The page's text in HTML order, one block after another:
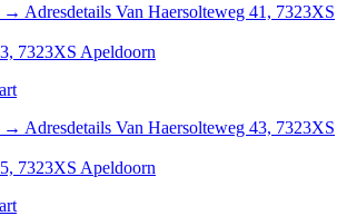
→ Adresdetails Van Haersolteweg 41, 7323XS
7323XS Apeldoorn
→ Adresdetails Van Haersolteweg 43, 7323XS
7323XS Apeldoorn